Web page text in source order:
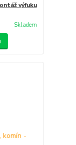
výfuku
Skladem